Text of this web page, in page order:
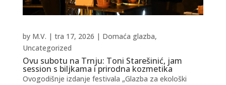
Ovu subotu na Trnju: Toni Starešinić, jam
session s biljkama i prirodna kozmetika
by M.V. | tra 17, 2026 | Domaća glazba,
Uncategorized
Ovogodišnje izdanje festivala „Glazba za ekološki